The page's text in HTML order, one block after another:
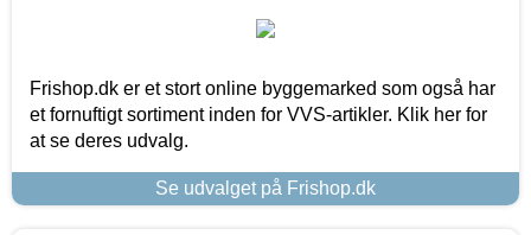
Frishop.dk er et stort online byggemarked som også har
et fornuftigt sortiment inden for VVS-artikler. Klik her for
at se deres udvalg.
Se udvalget på Frishop.dk